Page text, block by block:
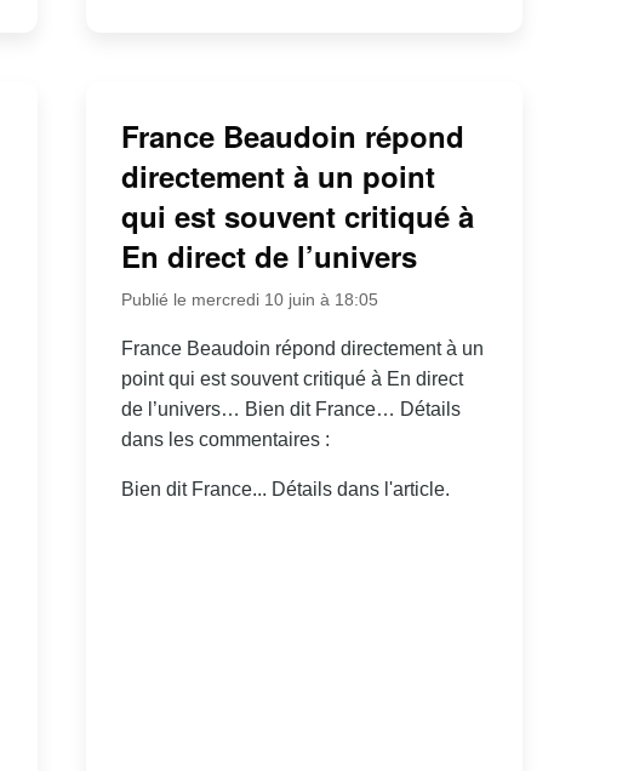
France Beaudoin répond
directement à un point
qui est souvent critiqué à
En direct de l’univers
Publié le mercredi 10 juin à 18:05
France Beaudoin répond directement à un
point qui est souvent critiqué à En direct
de l’univers… Bien dit France… Détails
dans les commentaires :
Bien dit France... Détails dans l'article.